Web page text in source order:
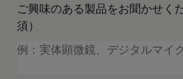
ご興味のある製品をお聞かせく
須）